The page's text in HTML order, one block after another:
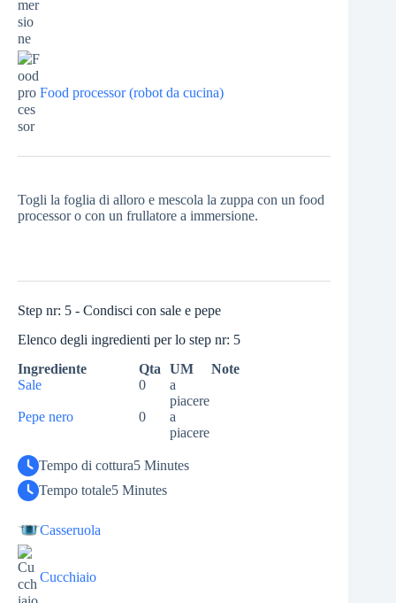
Food processor (robot da cucina)
Togli la foglia di alloro e mescola la zuppa con un food
processor o con un frullatore a immersione.
Step nr: 5 - Condisci con sale e pepe
Elenco degli ingredienti per lo step nr: 5
Ingrediente
Qta UM
Note
Sale
0
a
piacere
Pepe nero
0
a
piacere
Tempo di cottura5 Minutes
Tempo totale5 Minutes
Casseruola
Cucchiaio